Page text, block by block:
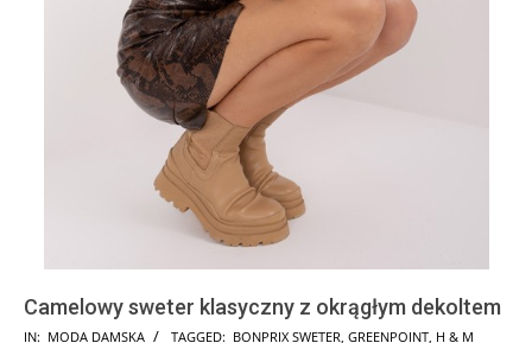
Camelowy sweter klasyczny z okrągłym dekoltem
2025-
IN: MODA DAMSKA TAGGED: BONPRIX SWETER GREENPOINT H & M